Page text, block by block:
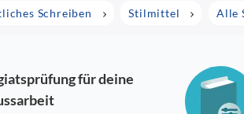
Schreiben Stilmittel Alle
für deine